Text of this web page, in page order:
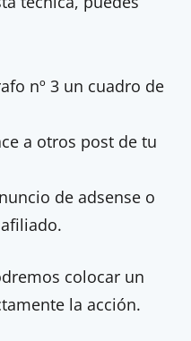
nº 3 un cuadro de
a otros post de tu
de adsense o
colocar un
la acción.